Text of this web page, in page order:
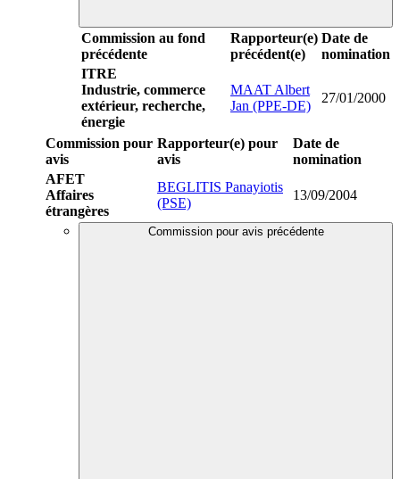
Commission au fond
précédente
Rapporteur(e)
précédent(e)
Date de
nomination
ITRE
Industrie, commerce
extérieur, recherche,
énergie
MAAT Albert
Jan (PPE-DE)
27/01/2000
Commission pour
avis
Rapporteur(e) pour
avis
Date de
nomination
AFET
Affaires
étrangères
BEGLITIS Panayiotis
(PSE)
13/09/2004
Commission pour avis précédente